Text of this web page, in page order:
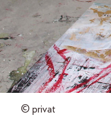
© privat